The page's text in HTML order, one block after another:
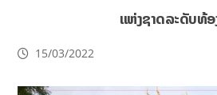
ແຫ່ງຊາດລະດັບທ້
15/03/2022